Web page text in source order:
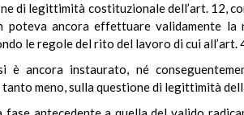
di legittimità costituzionale dell’art. 12,
poteva ancora effettuare validamente
le regole del rito del lavoro di cui all’art.
è ancora instaurato, né
meno, sulla questione di legittimità